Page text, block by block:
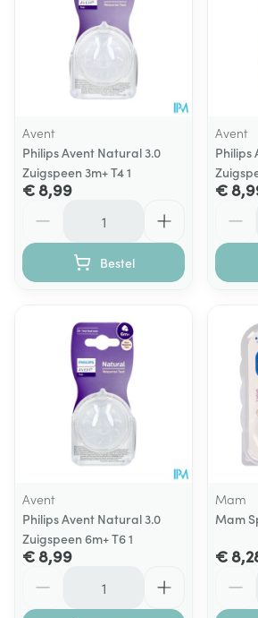
Avent
Philips Avent Natural 3.0
Zuigspeen 3m+ T4 1
€ 8,99
Bestel
Avent
Philips
€
Avent
Philips Avent Natural 3.0
Zuigspeen 6m+ T6 1
€ 8,99
Mam
Mam
€